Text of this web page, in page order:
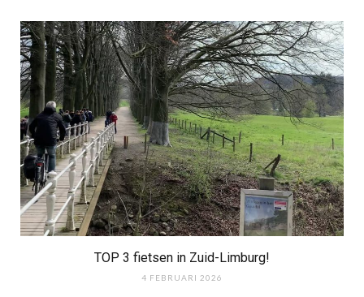
TOP 3 fietsen in Zuid-Limburg!
4 FEBRUARI 2026